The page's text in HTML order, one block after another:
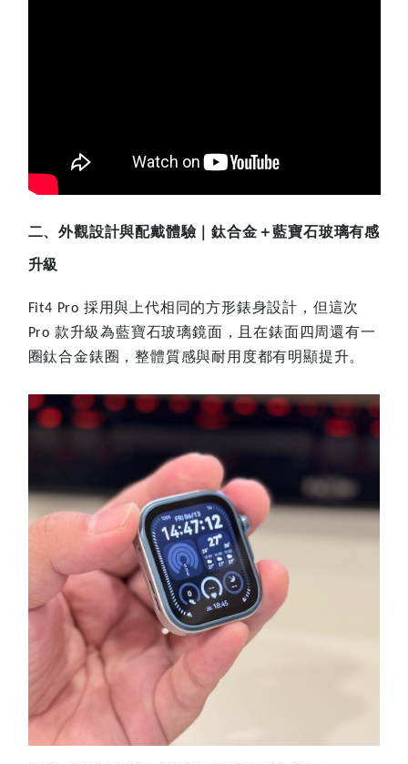
二、外觀設計與配戴體驗｜鈦合金＋藍寶石玻璃有感
升級
Fit4 Pro 採用與上代相同的方形錶身設計，但這次
Pro 款升級為藍寶石玻璃鏡面，且在錶面四周還有一
圈鈦合金錶圈，整體質感與耐用度都有明顯提升。